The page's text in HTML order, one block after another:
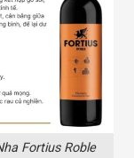
Fortius Roble